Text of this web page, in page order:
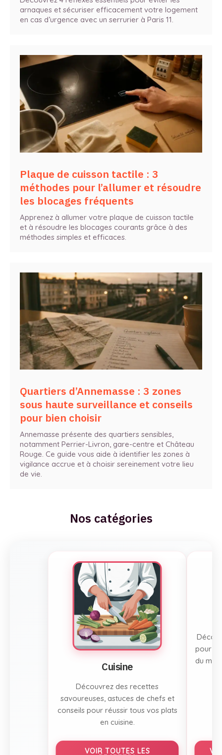
arnaques et sécuriser efficacement votre logement
en cas d’urgence avec un serrurier à Paris 11.
Plaque de cuisson tactile : 3
méthodes pour l’allumer et résoudre
les blocages fréquents
Apprenez à allumer votre plaque de cuisson tactile
et à résoudre les blocages courants grâce à des
méthodes simples et efficaces.
Quartiers d’Annemasse : 3 zones
sous haute surveillance et conseils
pour bien choisir
Annemasse présente des quartiers sensibles,
notamment Perrier-Livron, gare-centre et Château
Rouge. Ce guide vous aide à identifier les zones à
vigilance accrue et à choisir sereinement votre lieu
de vie.
Nos catégories
Cuisine
Découvrez des recettes
savoureuses, astuces de chefs et
conseils pour réussir tous vos plats
en cuisine.
VOIR TOUTES LES
pour
du